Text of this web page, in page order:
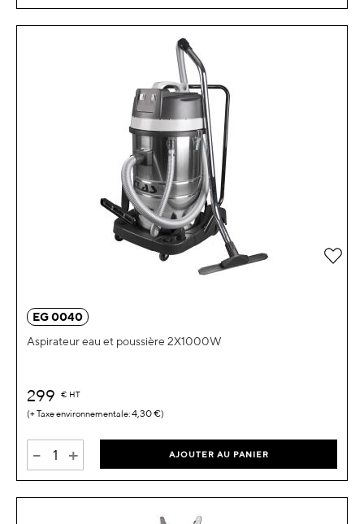
EG 0040
Aspirateur eau et poussière 2X1000W
299 € HT
4,30 €
- + AJOUTER AU PANIER